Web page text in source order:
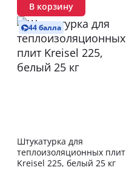
В корзину
44 балла
Штукатурка для
теплоизоляционных плит
Kreisel 225, белый 25 кг